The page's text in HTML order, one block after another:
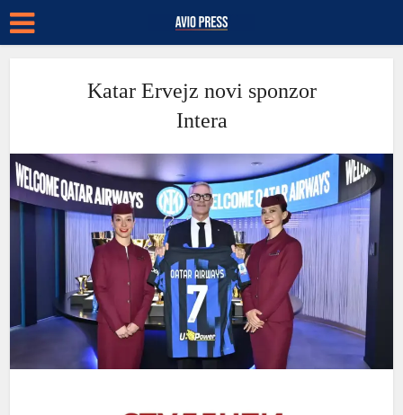
Katar Ervejz novi sponzor
Intera